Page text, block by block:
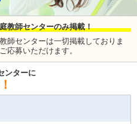
教師センターのみ掲載！
師センターは一切掲載しておりま
応募いただけます。
ンターに